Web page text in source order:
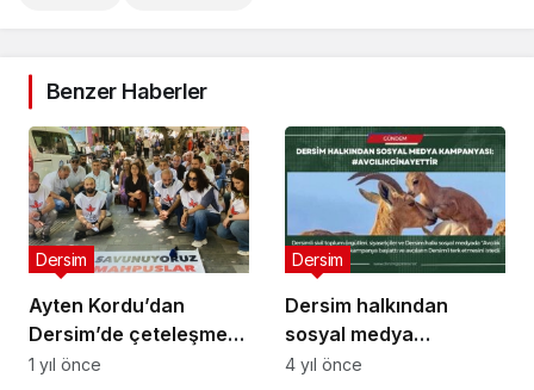
Benzer Haberler
Ayten Kordu’dan
Dersim’de çeteleşme
ve yozlaşma
Dersim
1 yıl önce
Dersim halkından
sosyal medya
kampanyası:
Dersim
4 yıl önce